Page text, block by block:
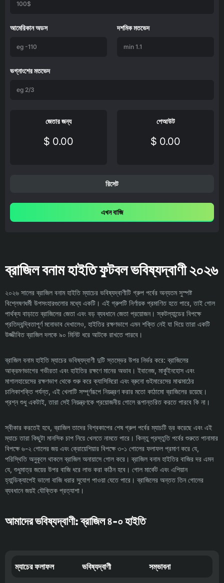
আমেরিকান অডস দশমিক মতভেদ
ভগ্নাংশের মতভেদ
জেতার জন্য
$ 0.00
পেআউট
$ 0.00
রিসেট
এখন বাজি
ব্রাজিল বনাম হাইতি ফুটবল ভবিষ্যদ্বাণী ২০২৬
২০২৬ সালের ব্রাজিল বনাম হাইতি ম্যাচের ভবিষ্যদ্বাণীটি গ্রুপ পর্বের অন্যতম সুস্পষ্ট
বিশ্লেষণধর্মী উপসংহারগুলোর মধ্যে একটি। এই গ্রুপটি নির্ণায়ক প্রমাণিত হতে পারে, তাই গোল
পার্থক্য বাড়াতে ব্রাজিলের জেতা এবং বড় ব্যবধানে জেতা প্রয়োজন। স্কটল্যান্ডের বিপক্ষে
প্রতিদ্বন্দ্বিতাপূর্ণ মনোভাব দেখালেও, হাইতির রক্ষণভাগে এমন শক্তি নেই যা দিয়ে তারা একটি
উজ্জীবিত ব্রাজিল দলকে ৯০ মিনিট ধরে আটকে রাখতে পারবে।
ব্রাজিল বনাম হাইতি ম্যাচের ভবিষ্যদ্বাণী দুটি স্তম্ভের উপর নির্ভর করে: ব্রাজিলের
আক্রমণভাগের গভীরতা এবং হাইতির রক্ষণে মানের অভাব। ইবানেজ, মার্কুইনহোস এবং
মাগালহায়েসের রক্ষণভাগ থেকে শুরু করে ক্যাসিমিরো এবং ব্রুনো গুইমারেসের মাঝমাঠের
চালিকাশক্তি পর্যন্ত, এই খেলাটি সম্পূর্ণরূপে নিয়ন্ত্রণ করার মতো কাঠামো ব্রাজিলের রয়েছে।
প্রশ্ন শুধু একটাই, তারা সেই নিয়ন্ত্রণকে প্রয়োজনীয় গোলে রূপান্তরিত করতে পারবে কি না।
স্বীকার করতেই হবে, ব্রাজিল তাদের বিশ্বকাপের শেষ গ্রুপ পর্বের ম্যাচটি ড্র করেছে এবং এই
ম্যাচে তারা কিছুটা মানসিক চাপ নিয়ে খেলতে নামতে পারে। কিন্তু প্রস্তুতি পর্বের শুরুতে পানামার
বিপক্ষে ৬-২ গোলের জয় এবং ক্রোয়েশিয়ার বিপক্ষে ৩-১ গোলের ফলাফল প্রমাণ করে যে,
পরিস্থিতি অনুকূলে থাকলে ব্রাজিল অনায়াসে গোল করে। ব্রাজিল বনাম হাইতির বাজির দর এমন
যে, শুধুমাত্র জয়ের উপর বাজি ধরে লাভ করা কঠিন হবে। গোল মার্কেট এবং এশিয়ান
হ্যান্ডিক্যাপেই ভালো বাজি ধরার সুযোগ পাওয়া যেতে পারে। ব্রাজিলের অন্তত তিন গোলের
ব্যবধানে জয়ই যৌক্তিক প্রত্যাশা।
আমাদের ভবিষ্যদ্বাণী: ব্রাজিল ৪-০ হাইতি
ম্যাচের ফলাফল ভবিষ্যদ্বাণী সম্ভাবনা